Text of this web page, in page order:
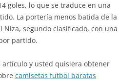
goles, lo que se traduce en una
La portería menos batida de la
Niza, segundo clasificado, con una
partido.
artículo y usted quisiera obtener
camisetas futbol baratas